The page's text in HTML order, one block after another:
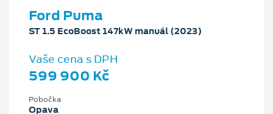
Ford Puma
ST 1.5 EcoBoost 147kW manuál (2023)
Vaše cena s DPH
599 900 Kč
Pobočka
Opava